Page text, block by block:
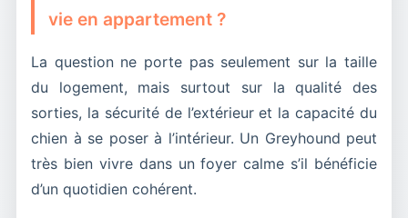
vie en appartement ?
La question ne porte pas seulement sur la taille
du logement, mais surtout sur la qualité des
sorties, la sécurité de l’extérieur et la capacité du
chien à se poser à l’intérieur. Un Greyhound peut
très bien vivre dans un foyer calme s’il bénéficie
d’un quotidien cohérent.